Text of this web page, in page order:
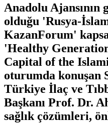
Anadolu Ajansının
olduğu 'Rusya-
KazanForum'
'Healthy
Capital of the
oturumda konuşan
Türkiye İlaç ve
Başkanı Prof. Dr.
sağlık çözümleri,